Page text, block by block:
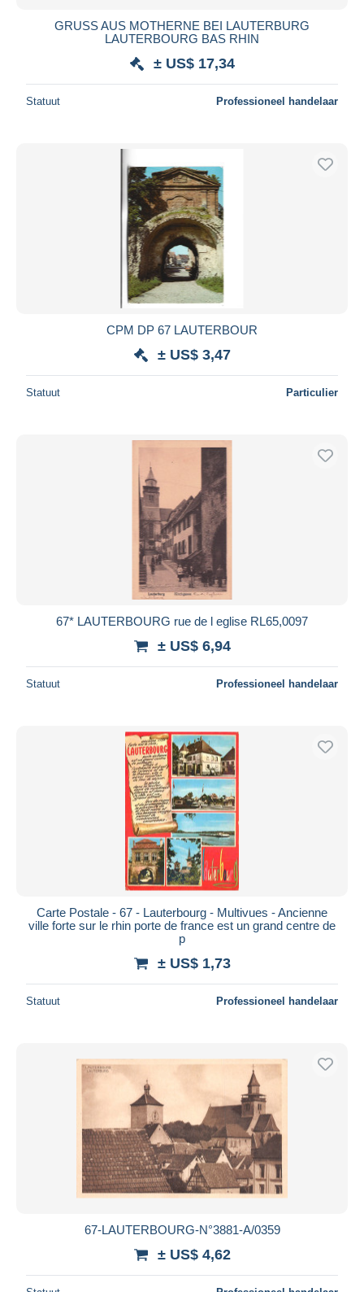
GRUSS AUS MOTHERNE BEI LAUTERBURG
LAUTERBOURG BAS RHIN
± US$ 17,34
Statuut Professioneel handelaar
CPM DP 67 LAUTERBOUR
± US$ 3,47
Statuut Particulier
67* LAUTERBOURG rue de l eglise RL65,0097
± US$ 6,94
Statuut Professioneel handelaar
Carte Postale - 67 - Lauterbourg - Multivues - Ancienne
ville forte sur le rhin porte de france est un grand centre de
p
± US$ 1,73
Statuut Professioneel handelaar
67-LAUTERBOURG-N°3881-A/0359
± US$ 4,62